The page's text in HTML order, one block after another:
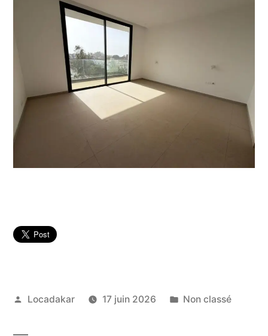
Publié
Locadakar 17 juin 2026
Publié
Non classé